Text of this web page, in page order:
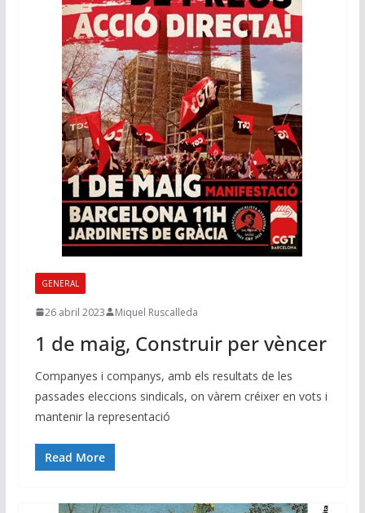
GENERAL
26 abril 2023 Miquel Ruscalleda
1 de maig, Construir per vèncer
Companyes i companys, amb els resultats de les
passades eleccions sindicals, on vàrem créixer en vots i
mantenir la representació
Read More